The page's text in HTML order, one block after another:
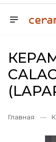
Главная —